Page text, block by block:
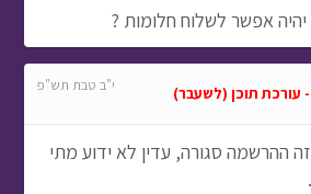
אפשר לשלוח חלומות ?
עורכת תוכן (לשעבר) י"ב טבת תש"פ
ההרשמה סגורה, עדין לא ידוע מתי